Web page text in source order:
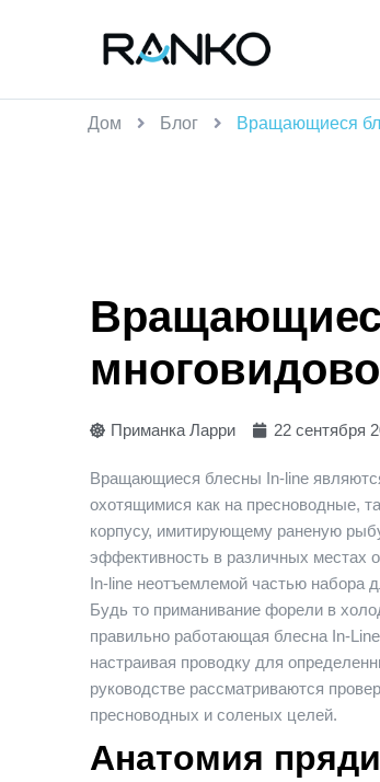
Дом Блог Вращающиеся
Приманка Ларри 22 сентября
Вращающиеся блесны In-line
охотящимися как на пресноводные,
корпусу, имитирующему раненую
эффективность в различных местах
In-line неотъемлемой частью набора
Будь то приманивание форели в
правильно работающая блесна In-
настраивая проводку для
руководстве рассматриваются
пресноводных и соленых целей.
Анатомия